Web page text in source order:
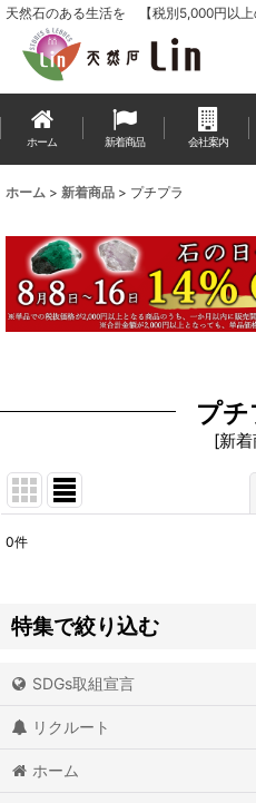
天然石のある生活を 【税別5,000円以上
ホーム 新着商品 会社案内
ホーム > 新着商品 > プチプラ
プチ
[新着
並び順:
0件
特集で絞り込む
アイオライト
アイスクォーツ
アイリスクォーツ
SDGs取組宣言
リクルート
ホーム